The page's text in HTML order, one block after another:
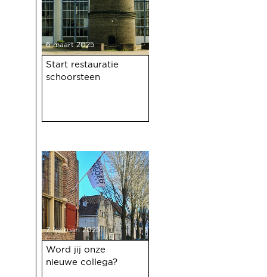
6 maart 2025
Start restauratie
schoorsteen
7 februari 2025
Word jij onze
nieuwe collega?